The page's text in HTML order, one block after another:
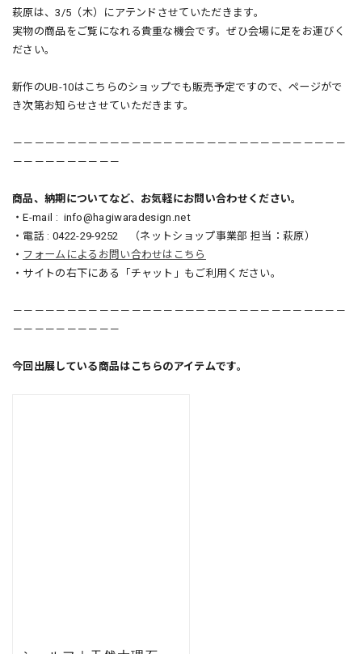
萩原は、3/5（木）にアテンドさせていただきます。
実物の商品をご覧になれる貴重な機会です。ぜひ会場に足をお運びく
ださい。
新作のUB-10はこちらのショップでも販売予定ですので、 ページがで
き次第お知らせさせていただきます。
－－－－－－－－－－－－－－－－－－－－－－－－－－－－－－－
－－－－－－－－－－
商品、納期についてなど、お気軽にお問い合わせください。
・E-mail : info@hagiwaradesign.net
・電話 : 0422-29-9252 （ネットショップ事業部 担当：萩原）
・ フォームによるお問い合わせはこちら
・サイトの右下にある「チャット」もご利用ください。
－－－－－－－－－－－－－－－－－－－－－－－－－－－－－－－
－－－－－－－－－－
今回出展している商品はこちらのアイテムです。